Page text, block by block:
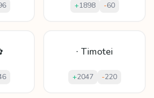
+1898 -60
∙ Timotei
+2047 -220